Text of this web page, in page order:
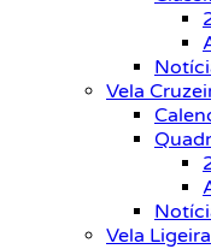
Vela
Vela Ligeira